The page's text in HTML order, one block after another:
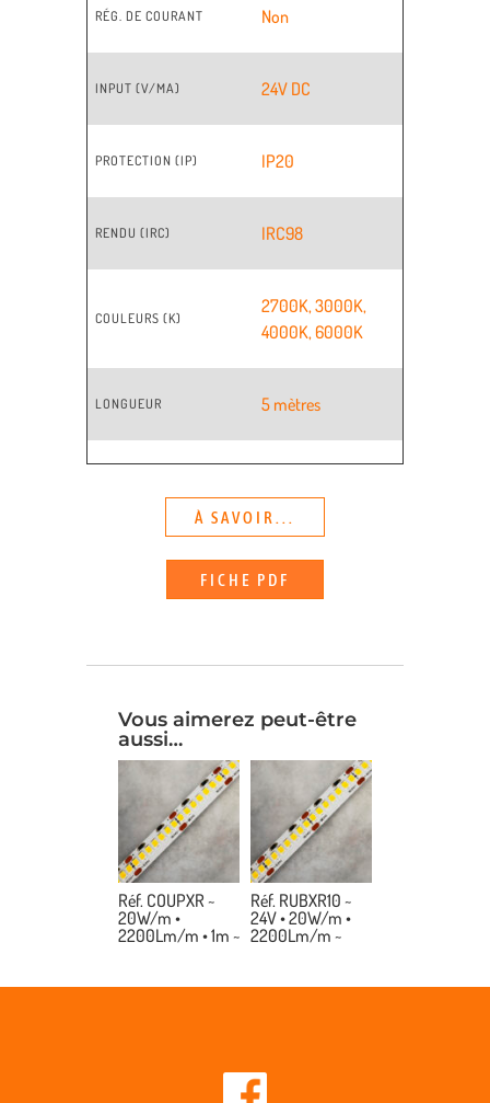
RÉG. DE COURANT Non
INPUT (V/MA) 24V DC
PROTECTION (IP) IP20
RENDU (IRC) IRC98
COULEURS (K)
2700K,3000K,
4000K,6000K
LONGUEUR 5 mètres
À SAVOIR...
FICHE PDF
Vous aimerez peut-être
aussi…
Réf. COUPXR ~
20W/m •
2200Lm/m • 1m ~
Réf. RUBXR10 ~
24V • 20W/m •
2200Lm/m ~